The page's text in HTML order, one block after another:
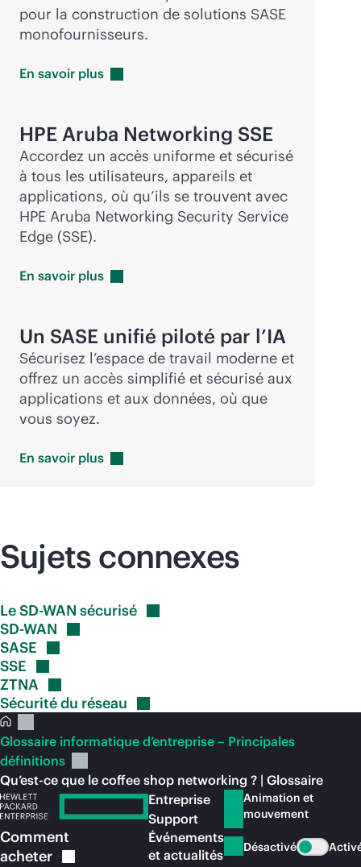
pour la construction de solutions SASE
monofournisseurs.
En savoir plus
HPE Aruba Networking SSE
Accordez un accès uniforme et sécurisé
à tous les utilisateurs, appareils et
applications, où qu’ils se trouvent avec
HPE Aruba Networking Security Service
Edge (SSE).
En savoir plus
Un SASE unifié piloté par l’IA
Sécurisez l’espace de travail moderne et
offrez un accès simplifié et sécurisé aux
applications et aux données, où que
vous soyez.
En savoir plus
Sujets connexes
Le SD-WAN sécurisé
SD-WAN
SASE
SSE
ZTNA
Sécurité du réseau
Glossaire informatique d’entreprise – Principales
définitions
Qu’est-ce que le coffee shop networking ? | Glossaire
Comment
acheter
Entreprise
Support
Événements
et actualités
Animation et
mouvement
Désactivé